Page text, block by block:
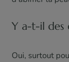
Y a-t-il des
Oui, surtout